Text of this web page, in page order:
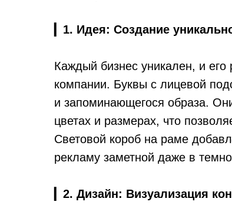
1. Идея: Создание
Каждый бизнес уникален, и
компании. Буквы с лицевой
и запоминающегося образа.
цветах и размерах, что
Световой короб на раме
рекламу заметной даже в
2. Дизайн: Визуализация